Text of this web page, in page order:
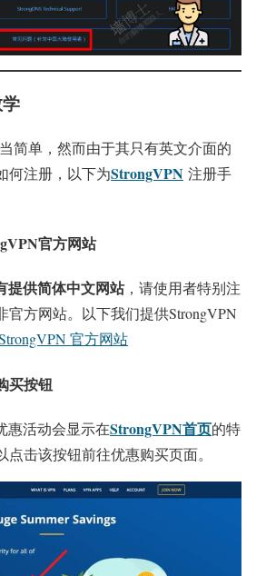
简单，然而由于其只有英文介面的
何注册，以下为StrongVPN 注册手
官方网站
提供简体中文网站，请使用者特别注
官方网站。以下我们提供StrongVPN
官方网站
买按钮
惠活动会显示在StrongVPN首页的特
击该按钮前往优惠购买页面。